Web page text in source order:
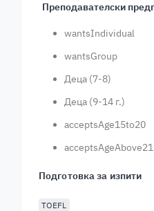
Преподавателски
wantsIndividual
wantsGroup
Деца (7-8)
Деца (9-14 г.)
acceptsAge15to20
acceptsAgeAbove21
Подготовка за изпити
TOEFL